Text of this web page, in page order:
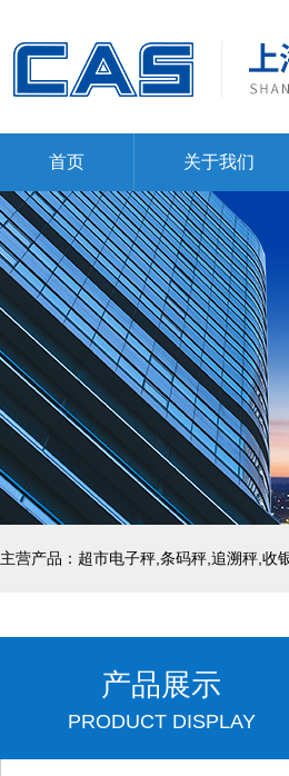
首页 关于我们
主营产品：超市电子秤,条码秤,追溯秤,收
产品展示
PRODUCT DISPLAY